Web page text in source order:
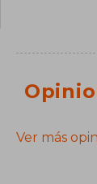
Ver más